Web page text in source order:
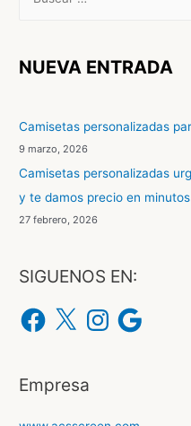
c
p
o
r
:
NUEVA ENTRADA
Camisetas personalizadas
9 marzo, 2026
Camisetas personalizadas
y te damos precio en
27 febrero, 2026
SIGUENOS EN:
F
a
c
o
k
X
n
s
r
a
G
o
o
Empresa